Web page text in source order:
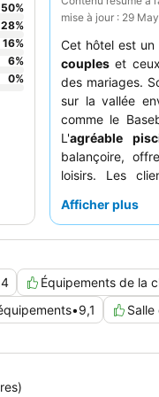
mise à jour : 29
Cet hôtel est
couples et
des mariages.
sur la vallée
comme le
L'agréable
balançoire,
loisirs. Les
la journée
paisible.
Afficher plus
Équipements de la
•9,1
50%
28%
16%
6%
0%